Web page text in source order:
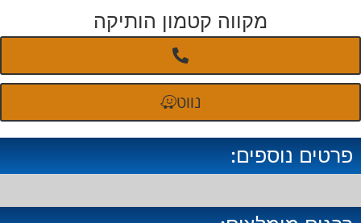
מקווה קטמון הותיקה
נווט
פרטים נוספים: